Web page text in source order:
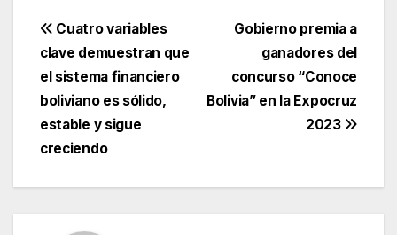
Navegación
de
entradas
Gobierno premia a
ganadores del
concurso “Conoce
Bolivia” en la Expocruz
2023
Cuatro variables
clave demuestran que
el sistema financiero
boliviano es sólido,
estable y sigue
creciendo